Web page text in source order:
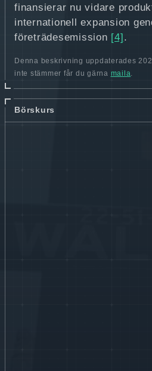
finansierar nu vidare
internationell expansion
företrädesemission [4] .
Denna beskrivning uppdaterades
inte stämmer får du gärna maila.
Börskurs